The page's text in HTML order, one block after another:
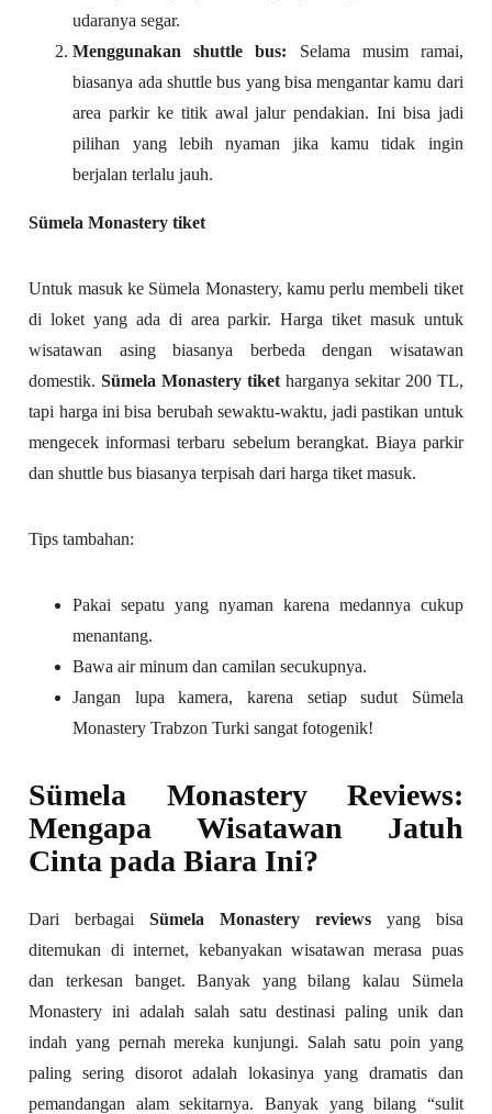
udaranya segar.
Menggunakan shuttle bus: Selama musim ramai,
biasanya ada shuttle bus yang bisa mengantar kamu dari
area parkir ke titik awal jalur pendakian. Ini bisa jadi
pilihan yang lebih nyaman jika kamu tidak ingin
berjalan terlalu jauh.
Sümela Monastery tiket
Untuk masuk ke Sümela Monastery, kamu perlu membeli tiket
di loket yang ada di area parkir. Harga tiket masuk untuk
wisatawan asing biasanya berbeda dengan wisatawan
domestik.Sümela Monastery tiket harganya sekitar 200 TL,
tapi harga ini bisa berubah sewaktu-waktu, jadi pastikan untuk
mengecek informasi terbaru sebelum berangkat. Biaya parkir
dan shuttle bus biasanya terpisah dari harga tiket masuk.
Tips tambahan:
Pakai sepatu yang nyaman karena medannya cukup
menantang.
Bawa air minum dan camilan secukupnya.
Jangan lupa kamera, karena setiap sudut Sümela
Monastery Trabzon Turki sangat fotogenik!
Sümela Monastery Reviews:
Mengapa Wisatawan Jatuh
Cinta pada Biara Ini?
Dari berbagaiSümela Monastery reviewsyang bisa
ditemukan di internet, kebanyakan wisatawan merasa puas
dan terkesan banget. Banyak yang bilang kalau Sümela
Monastery ini adalah salah satu destinasi paling unik dan
indah yang pernah mereka kunjungi. Salah satu poin yang
paling sering disorot adalah lokasinya yang dramatis dan
pemandangan alam sekitarnya. Banyak yang bilang “sulit